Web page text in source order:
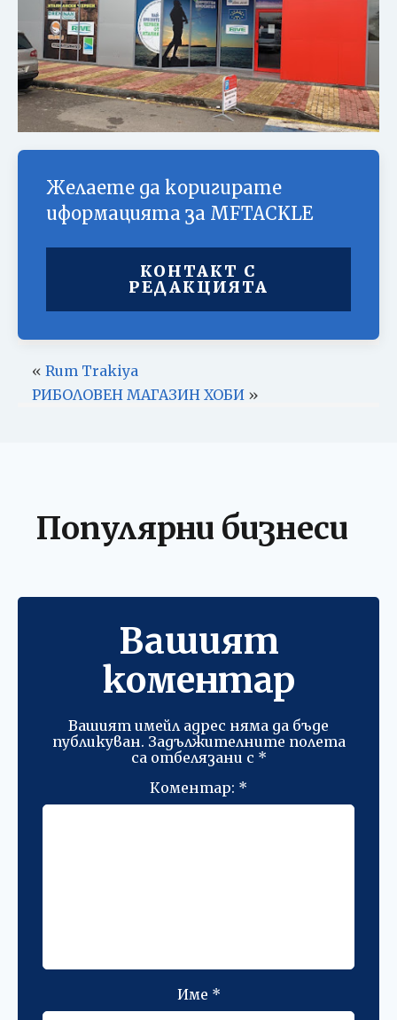
Желаете да коригирате
иформацията за MFTACKLE
КОНТАКТ С
РЕДАКЦИЯТА
« Rum Trakiya
РИБОЛОВЕН МАГАЗИН ХОБИ»
Популярни бизнеси
Вашият
коментар
Вашият имейл адрес няма да бъде
публикуван. Задължителните полета
са отбелязани с *
Коментар: *
Име *